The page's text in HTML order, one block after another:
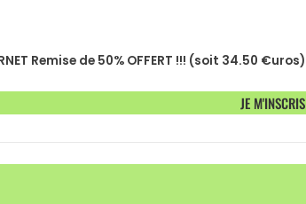
Remise de 50% OFFERT !!! (soit 34.50 €uros)
JE M'INSCRIS